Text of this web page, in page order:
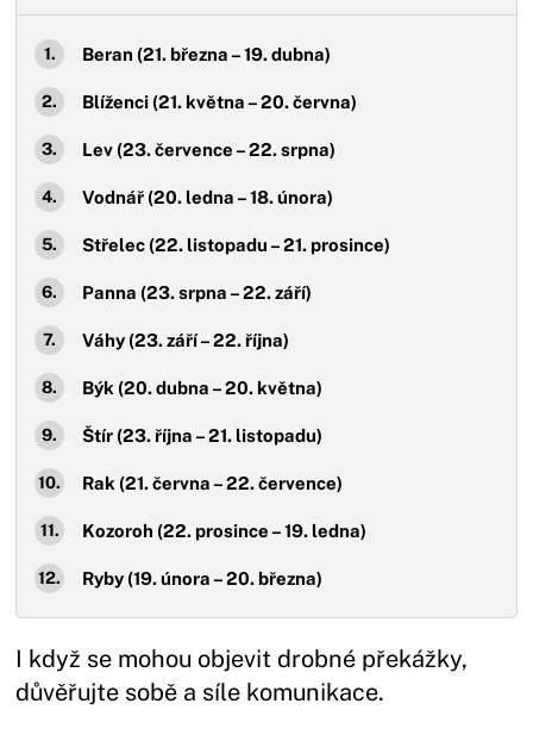
Beran (21. března – 19. dubna)
Blíženci (21. května – 20. června)
Lev (23. července – 22. srpna)
Vodnář (20. ledna – 18. února)
Střelec (22. listopadu – 21. prosince)
Panna (23. srpna – 22. září)
Váhy (23. září – 22. října)
Býk (20. dubna – 20. května)
Štír (23. října – 21. listopadu)
Rak (21. června – 22. července)
Kozoroh (22. prosince – 19. ledna)
Ryby (19. února – 20. března)
I když se mohou objevit drobné překážky,
důvěřujte sobě a síle komunikace.